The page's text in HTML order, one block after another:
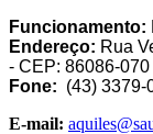
Funcionamento:
Endereço: Rua
- CEP: 86086-070
Fone: (43) 3379-
E-mail: